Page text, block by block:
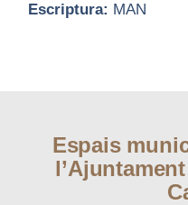
Escriptura: MAN
Espais